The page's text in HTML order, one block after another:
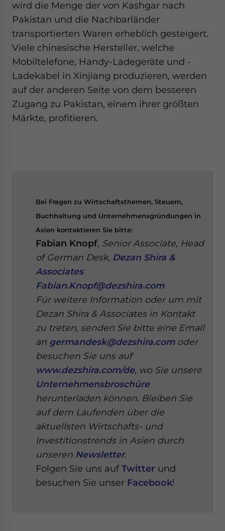
wird die Menge der von Kashgar nach
Pakistan und die Nachbarländer
transportierten Waren erheblich gesteigert.
Viele chinesische Hersteller, welche
Mobiltelefone, Handy-Ladegeräte und -
Ladekabel in Xinjiang produzieren, werden
auf der anderen Seite von dem besseren
Zugang zu Pakistan, einem ihrer größten
Märkte, profitieren.
Bei Fragen zu Wirtschaftsthemen, Steuern,
Buchhaltung und Unternehmensgründungen in
Asien kontaktieren Sie bitte:
Fabian Knopf, Senior Associate, Head
of German Desk, Dezan Shira &
Associates
Fabian.Knopf@dezshira.com
Für weitere Information oder um mit
Dezan Shira & Associates in Kontakt
zu treten, senden Sie bitte eine Email
an germandesk@dezshira.comoder
besuchen Sie uns auf
www.dezshira.com/de, wo Sie unsere
Unternehmensbroschüre
herunterladen können. Bleiben Sie
auf dem Laufenden über die
aktuellsten Wirtschafts- und
Investitionstrends in Asien durch
unseren Newsletter.
Folgen Sie uns aufTwitter und
besuchen Sie unser Facebook!